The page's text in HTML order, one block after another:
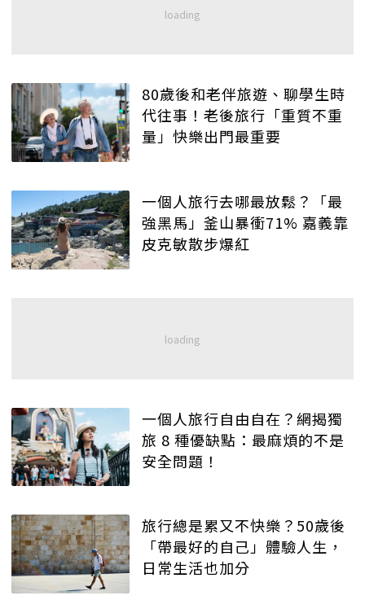
80歲後和老伴旅遊、聊學生時
代往事！老後旅行「重質不重
量」快樂出門最重要
一個人旅行去哪最放鬆？「最
強黑馬」釜山暴衝71% 嘉義靠
皮克敏散步爆紅
一個人旅行自由自在？網揭獨
旅 8 種優缺點：最麻煩的不是
安全問題！
旅行總是累又不快樂？50歲後
「帶最好的自己」體驗人生，
日常生活也加分